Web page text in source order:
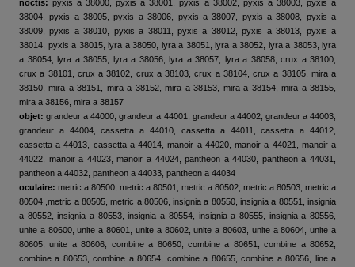
noctis: pyxis a 38000, pyxis a 38001, pyxis a 38002, pyxis a 38003, pyxis a
38004, pyxis a 38005, pyxis a 38006, pyxis a 38007, pyxis a 38008, pyxis a
38009, pyxis a 38010, pyxis a 38011, pyxis a 38012, pyxis a 38013, pyxis a
38014, pyxis a 38015, lyra a 38050, lyra a 38051, lyra a 38052, lyra a 38053, lyra
a 38054, lyra a 38055, lyra a 38056, lyra a 38057, lyra a 38058, crux a 38100,
crux a 38101, crux a 38102, crux a 38103, crux a 38104, crux a 38105, mira a
38150, mira a 38151, mira a 38152, mira a 38153, mira a 38154, mira a 38155,
mira a 38156, mira a 38157
objet: grandeur a 44000, grandeur a 44001, grandeur a 44002, grandeur a 44003,
grandeur a 44004, cassetta a 44010, cassetta a 44011, cassetta a 44012,
cassetta a 44013, cassetta a 44014, manoir a 44020, manoir a 44021, manoir a
44022, manoir a 44023, manoir a 44024, pantheon a 44030, pantheon a 44031,
pantheon a 44032, pantheon a 44033, pantheon a 44034
oculaire: metric a 80500, metric a 80501, metric a 80502, metric a 80503, metric a
80504 ,metric a 80505, metric a 80506, insignia a 80550, insignia a 80551, insignia
a 80552, insignia a 80553, insignia a 80554, insignia a 80555, insignia a 80556,
unite a 80600, unite a 80601, unite a 80602, unite a 80603, unite a 80604, unite a
80605, unite a 80606, combine a 80650, combine a 80651, combine a 80652,
combine a 80653, combine a 80654, combine a 80655, combine a 80656, line a